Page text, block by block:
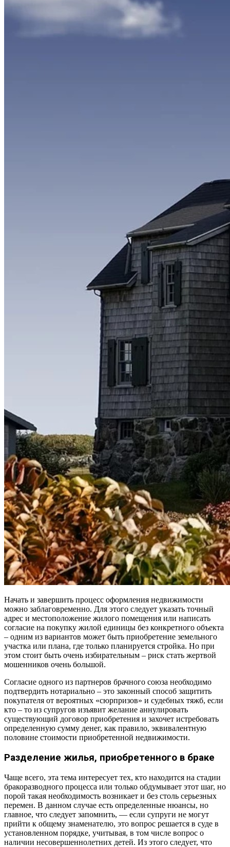
Начать и завершить процесс оформления недвижимости
можно заблаговременно. Для этого следует указать точный
адрес и местоположение жилого помещения или написать
согласие на покупку жилой единицы без конкретного объекта
– одним из вариантов может быть приобретение земельного
участка или плана, где только планируется стройка. Но при
этом стоит быть очень избирательным – риск стать жертвой
мошенников очень большой.
Согласие одного из партнеров брачного союза необходимо
подтвердить нотариально – это законный способ защитить
покупателя от вероятных «сюрпризов» и судебных тяжб, если
кто – то из супругов изъявит желание аннулировать
существующий договор приобретения и захочет истребовать
определенную сумму денег, как правило, эквивалентную
половине стоимости приобретенной недвижимости.
Разделение жилья, приобретенного в браке
Чаще всего, эта тема интересует тех, кто находится на стадии
бракоразводного процесса или только обдумывает этот шаг, но
порой такая необходимость возникает и без столь серьезных
перемен. В данном случае есть определенные нюансы, но
главное, что следует запомнить, — если супруги не могут
прийти к общему знаменателю, это вопрос решается в суде в
установленном порядке, учитывая, в том числе вопрос о
наличии несовершеннолетних детей. Из этого следует, что